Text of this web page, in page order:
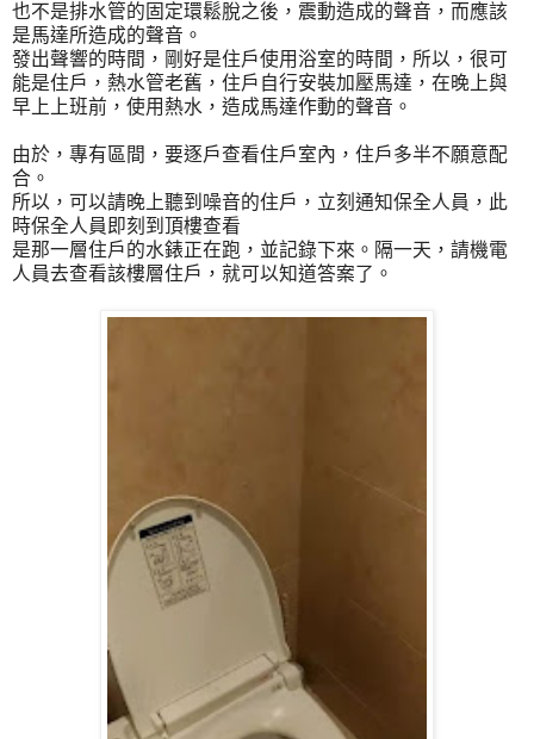
也不是排水管的固定環鬆脫之後，震動造成的聲音，而應該
是馬達所造成的聲音。
發出聲響的時間，剛好是住戶使用浴室的時間，所以，很可
能是住戶，熱水管老舊，住戶自行安裝加壓馬達，在晚上與
早上上班前，使用熱水，造成馬達作動的聲音。
由於，專有區間，要逐戶查看住戶室內，住戶多半不願意配
合。
所以，可以請晚上聽到噪音的住戶，立刻通知保全人員，此
時保全人員即刻到頂樓查看
是那一層住戶的水錶正在跑，並記錄下來。隔一天，請機電
人員去查看該樓層住戶，就可以知道答案了。